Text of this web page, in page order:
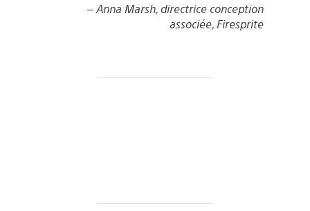
– Anna Marsh, directrice conception
associée, Firesprite